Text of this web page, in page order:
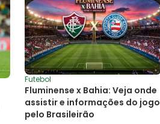
Futebol
Fluminense x Bahia: Veja onde
assistir e informações do jogo
pelo Brasileirão